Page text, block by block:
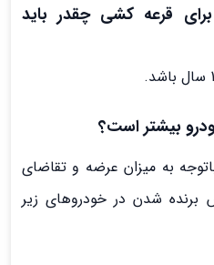
قرعه کشی چقدر باید
بیشتر است؟
تیم ساد24 و باتوجه به میزان عرضه و تقاضای
شدن در خودروهای زیر